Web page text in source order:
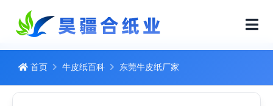
首页 牛皮纸百科 东莞牛皮纸厂家